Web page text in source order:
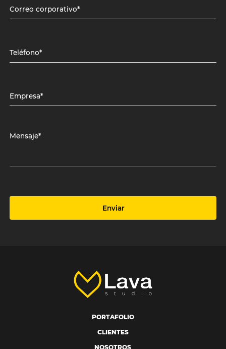
Correo corporativo*
Teléfono*
Empresa*
Mensaje*
Enviar
PORTAFOLIO
CLIENTES
NOSOTROS